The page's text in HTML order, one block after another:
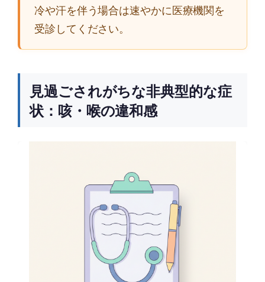
冷や汗を伴う場合は速やかに医療機関を
受診してください。
見過ごされがちな非典型的な症
状：咳・喉の違和感